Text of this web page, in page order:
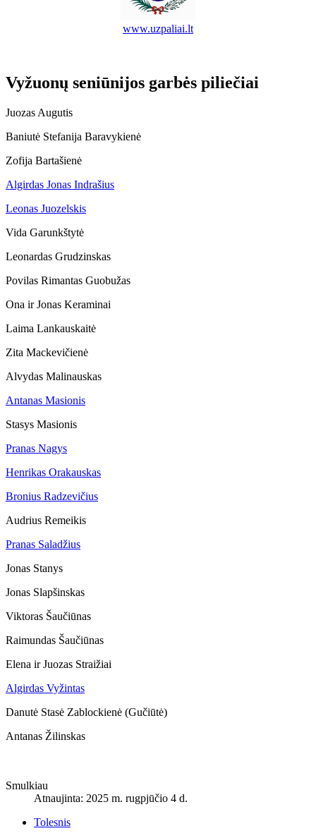
www.uzpaliai.lt
Vyžuonų seniūnijos garbės piliečiai
Juozas Augutis
Baniutė Stefanija Baravykienė
Zofija Bartašienė
Algirdas Jonas Indrašius
Leonas Juozelskis
Vida Garunkštytė
Leonardas Grudzinskas
Povilas Rimantas Guobužas
Ona ir Jonas Keraminai
Laima Lankauskaitė
Zita Mackevičienė
Alvydas Malinauskas
Antanas Masionis
Stasys Masionis
Pranas Nagys
Henrikas Orakauskas
Bronius Radzevičius
Audrius Remeikis
Pranas Saladžius
Jonas Stanys
Jonas Slapšinskas
Viktoras Šaučiūnas
Raimundas Šaučiūnas
Elena ir Juozas Straižiai
Algirdas Vyžintas
Danutė Stasė Zablockienė (Gučiūtė)
Antanas Žilinskas
Smulkiau
Atnaujinta: 2025 m. rugpjūčio 4 d.
Tolesnis